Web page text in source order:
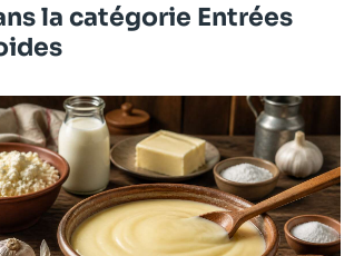
la catégorie Entrées